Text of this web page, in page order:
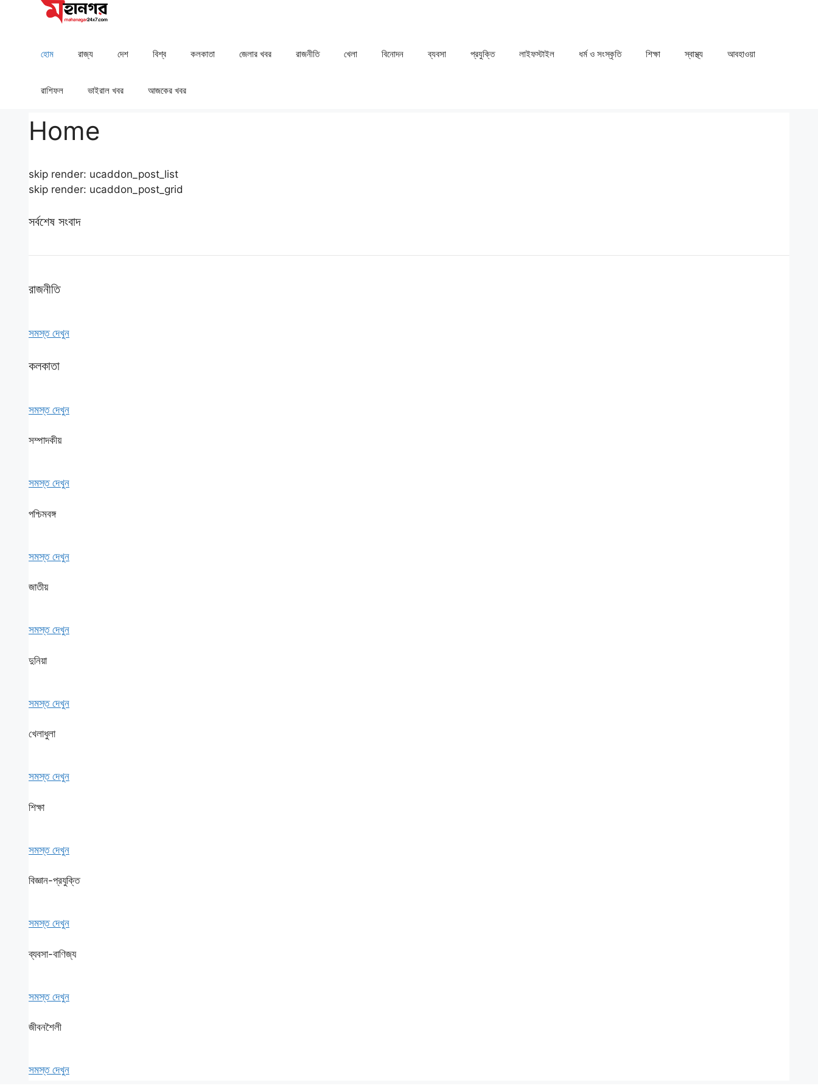
হোম রাজ্য দেশ ⁠বিশ্ব কলকাতা ⁠⁠জেলার খবর রাজনীতি খেলা ⁠বিনোদন ব্যবসা প্রযুক্তি লাইফস্টাইল ধর্ম ও সংস্কৃতি ⁠⁠শিক্ষা ⁠⁠স্বাস্থ্য ⁠⁠আবহাওয়া
রাশিফল ⁠⁠ভাইরাল খবর আজকের খবর
Home
skip render: ucaddon_post_list
skip render: ucaddon_post_grid
সর্বশেষ সংবাদ
রাজনীতি
সমস্ত দেখুন
কলকাতা
সমস্ত দেখুন
সম্পাদকীয়
সমস্ত দেখুন
পশ্চিমবঙ্গ
সমস্ত দেখুন
জাতীয়
সমস্ত দেখুন
দুনিয়া
সমস্ত দেখুন
খেলাধুলা
সমস্ত দেখুন
শিক্ষা
সমস্ত দেখুন
বিজ্ঞান-প্রযুক্তি
সমস্ত দেখুন
ব্যবসা-বাণিজ্য
সমস্ত দেখুন
জীবনশৈলী
সমস্ত দেখুন